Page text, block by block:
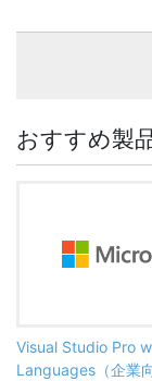
おすすめ製
Visual Studio Pro
Languages（企業